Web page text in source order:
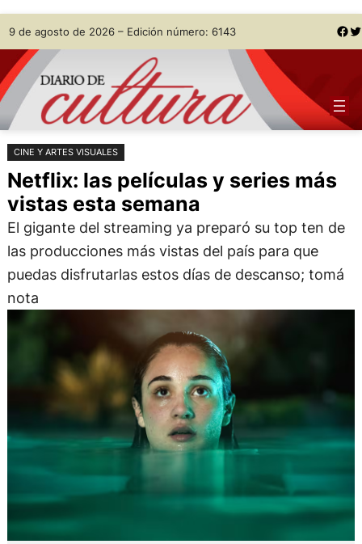
Saltar
al
contenido
Skip
to
content
9 de agosto de 2026 – Edición número: 6143 Facebook Twitter
CINE Y ARTES VISUALES
Netflix: las películas y series más
vistas esta semana
El gigante del streaming ya preparó su top ten de
las producciones más vistas del país para que
puedas disfrutarlas estos días de descanso; tomá
nota